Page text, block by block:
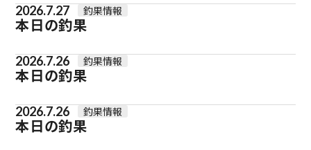
2026.7.27 釣果情報
本日の釣果
2026.7.26 釣果情報
本日の釣果
2026.7.26 釣果情報
本日の釣果